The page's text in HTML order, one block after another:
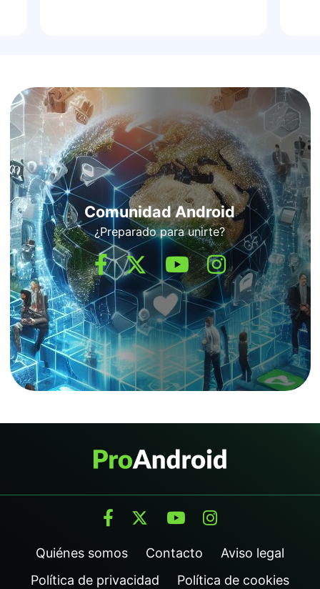
Comunidad Android
¿Preparado para unirte?
Quiénes somos Contacto
Aviso legal
Política de privacidad
Política de cookies